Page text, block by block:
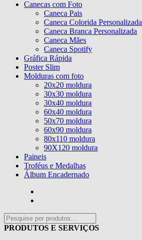
Canecas com Foto
Caneca Pais
Caneca Colorida Personalizada
Caneca Branca Personalizada
Caneca Mães
Caneca Spotify
Gráfica Rápida
Poster Slim
Molduras com foto
20x20 moldura
30x30 moldura
30x40 moldura
60x40 moldura
50x70 moldura
60x90 moldura
80x110 moldura
90X120 moldura
Paineis
Troféus e Medalhas
Álbum Encadernado
PRODUTOS E SERVIÇOS